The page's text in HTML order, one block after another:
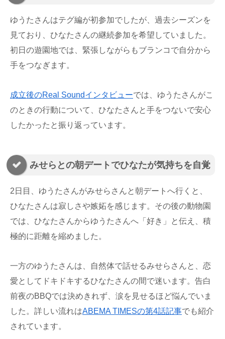
ゆうたさんはテグ編が初参加でしたが、過去シーズンを
見ており、ひなたさんの継続参加を希望していました。
初日の遊園地では、緊張しながらもブランコで自分から
手をつなぎます。
成立後のReal Soundインタビューでは、ゆうたさんがこ
のときの行動について、ひなたさんと手をつないで安心
したかったと振り返っています。
みせらとの朝デートでひなたが気持ちを自覚
2日目、ゆうたさんがみせらさんと朝デートへ行くと、
ひなたさんは寂しさや嫉妬を感じます。その後の動物園
では、ひなたさんからゆうたさんへ「好き」と伝え、積
極的に距離を縮めました。
一方のゆうたさんは、自然体で話せるみせらさんと、恋
愛としてドキドキするひなたさんの間で迷います。告白
前夜のBBQでは決めきれず、涙を見せるほど悩んでいま
した。詳しい流れはABEMA TIMESの第4話記事でも紹介
されています。